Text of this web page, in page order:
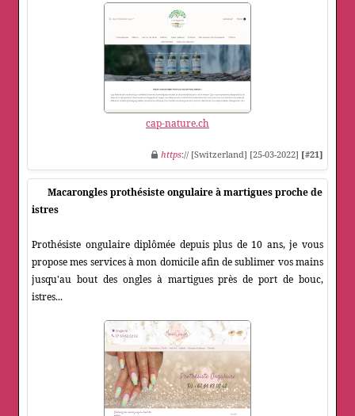
cap-nature.ch
https:// [Switzerland] [25-03-2022] [#21]
Macarongles prothésiste ongulaire à martigues proche de
istres
Prothésiste ongulaire diplômée depuis plus de 10 ans, je vous
propose mes services à mon domicile afin de sublimer vos mains
jusqu'au bout des ongles à martigues près de port de bouc,
istres...